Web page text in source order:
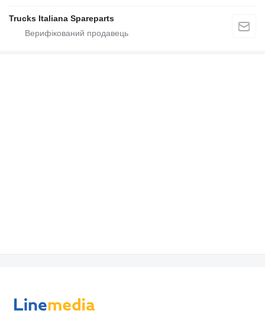
Trucks Italiana Spareparts